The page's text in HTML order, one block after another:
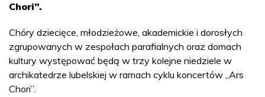
Chori”.
Chóry dziecięce, młodzieżowe, akademickie i dorosłych
zgrupowanych w zespołach parafialnych oraz domach
kultury występować będą w trzy kolejne niedziele w
archikatedrze lubelskiej w ramach cyklu koncertów „Ars
Chori”.